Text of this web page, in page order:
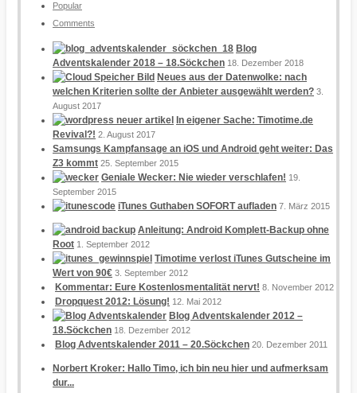
Popular
Comments
Blog
Adventskalender 2018 – 18.Söckchen 18. Dezember 2018
Neues aus der Datenwolke: nach
welchen Kriterien sollte der Anbieter ausgewählt werden? 3.
August 2017
In eigener Sache: Timotime.de
Revival?! 2. August 2017
Samsungs Kampfansage an iOS und Android geht weiter: Das
Z3 kommt 25. September 2015
Geniale Wecker: Nie wieder verschlafen! 19.
September 2015
iTunes Guthaben SOFORT aufladen 7. März 2015
Anleitung: Android Komplett-Backup ohne
Root 1. September 2012
Timotime verlost iTunes Gutscheine im
Wert von 90€ 3. September 2012
Kommentar: Eure Kostenlosmentalität nervt! 8. November 2012
Dropquest 2012: Lösung! 12. Mai 2012
Blog Adventskalender 2012 –
18.Söckchen 18. Dezember 2012
Blog Adventskalender 2011 – 20.Söckchen 20. Dezember 2011
Norbert Kroker: Hallo Timo, ich bin neu hier und aufmerksam
dur...